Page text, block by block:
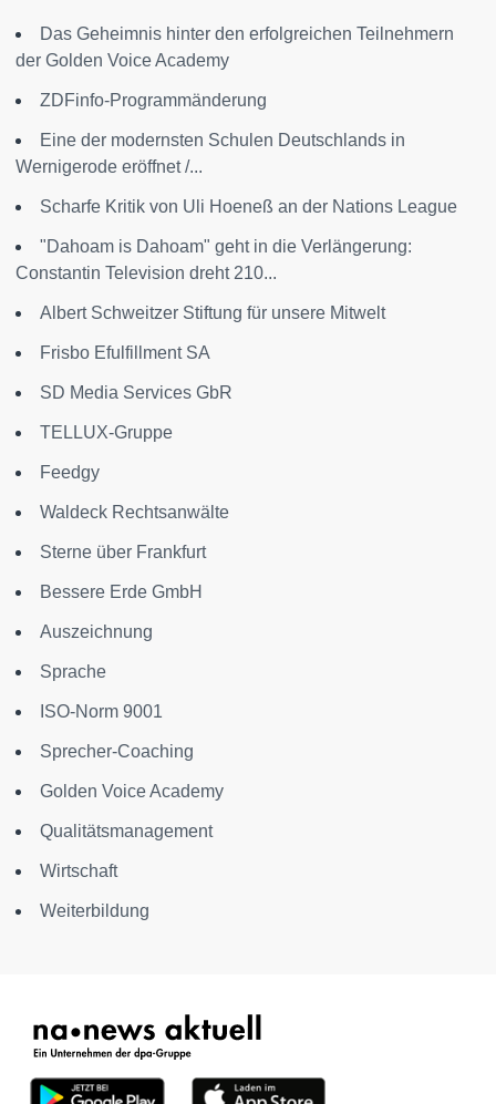
Das Geheimnis hinter den erfolgreichen Teilnehmern
der Golden Voice Academy
ZDFinfo-Programmänderung
Eine der modernsten Schulen Deutschlands in
Wernigerode eröffnet /...
Scharfe Kritik von Uli Hoeneß an der Nations League
"Dahoam is Dahoam" geht in die Verlängerung:
Constantin Television dreht 210...
Albert Schweitzer Stiftung für unsere Mitwelt
Frisbo Efulfillment SA
SD Media Services GbR
TELLUX-Gruppe
Feedgy
Waldeck Rechtsanwälte
Sterne über Frankfurt
Bessere Erde GmbH
Auszeichnung
Sprache
ISO-Norm 9001
Sprecher-Coaching
Golden Voice Academy
Qualitätsmanagement
Wirtschaft
Weiterbildung